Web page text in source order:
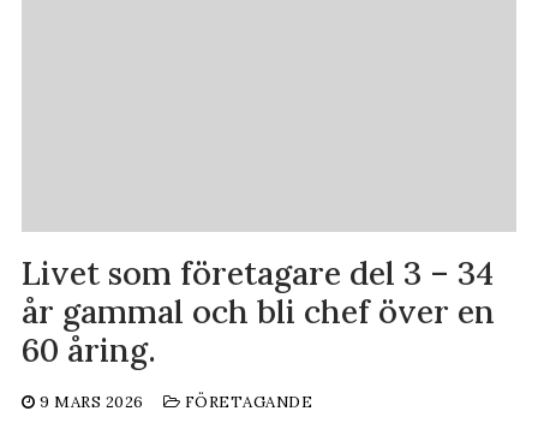
Livet som företagare del 3 – 34
år gammal och bli chef över en
60 åring.
9 MARS 2026 FÖRETAGANDE